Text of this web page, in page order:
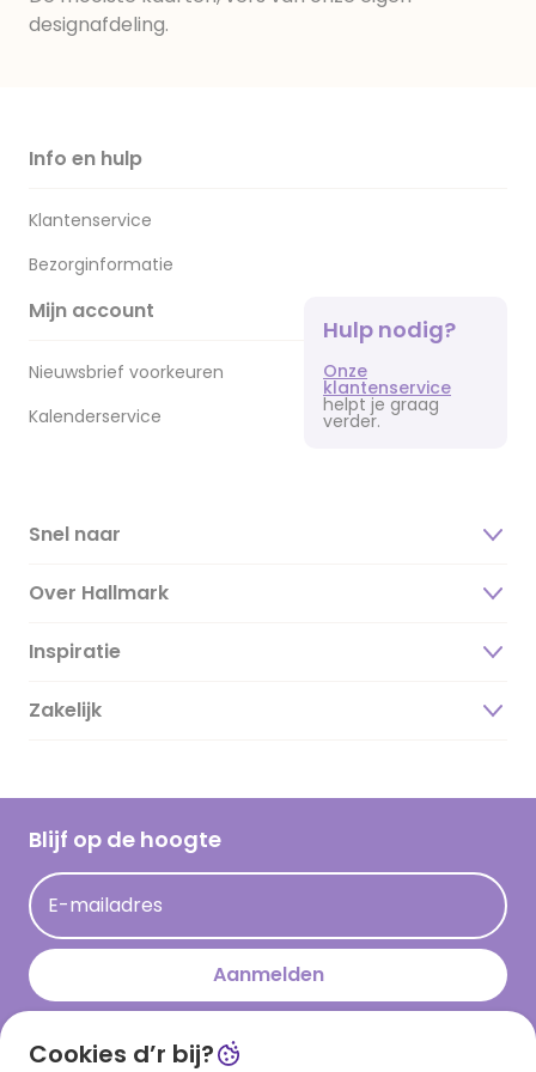
designafdeling.
Info en hulp
Klantenservice
Bezorginformatie
Mijn account
Nieuwsbrief voorkeuren
Kalenderservice
Hulp nodig?
Onze
klantenservice
helpt je graag
verder.
Snel naar
Over Hallmark
Over ons
Duurzaamheid
Hallmark Kaartclub
Acties
Persberichten
Hallmark en Kinderpostzegels
Inspiratie
Magazine
Cadeau inspiratie
Kaartinspiratie
Zakelijk
Blijf op de hoogte
E-mailadres
Aanmelden
Cookies d’r bij?